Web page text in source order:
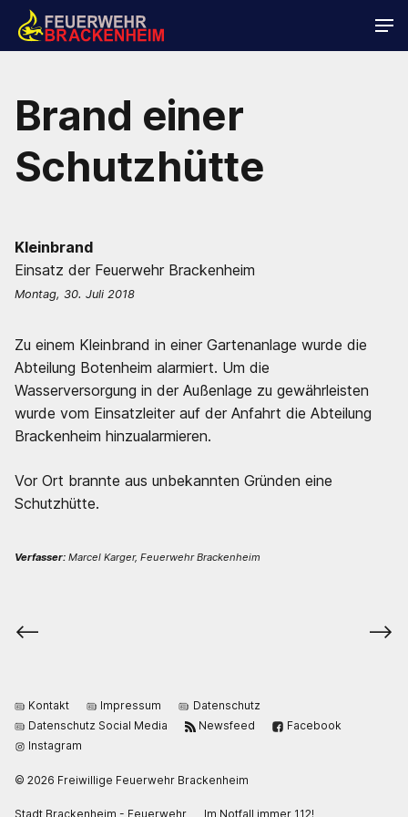
Brand einer
Schutzhütte
Kleinbrand
Einsatz der Feuerwehr Brackenheim
Montag, 30. Juli 2018
Zu einem Kleinbrand in einer Gartenanlage wurde die
Abteilung Botenheim alarmiert. Um die
Wasserversorgung in der Außenlage zu gewährleisten
wurde vom Einsatzleiter auf der Anfahrt die Abteilung
Brackenheim hinzualarmieren.
Vor Ort brannte aus unbekannten Gründen eine
Schutzhütte.
Verfasser: Marcel Karger, Feuerwehr Brackenheim
⟵ ⟶
Kontakt Impressum
Datenschutz
Datenschutz Social Media
Newsfeed
Facebook
Instagram
© 2026 Freiwillige Feuerwehr Brackenheim
Stadt Brackenheim - Feuerwehr Im Notfall immer 112!